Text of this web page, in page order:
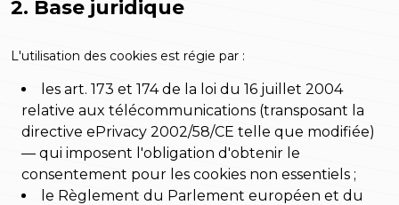
2. Base juridique
L'utilisation des cookies est régie par :
les art. 173 et 174 de la loi du 16 juillet 2004
relative aux télécommunications (transposant la
directive ePrivacy 2002/58/CE telle que modifiée)
— qui imposent l'obligation d'obtenir le
consentement pour les cookies non essentiels ;
le Règlement du Parlement européen et du